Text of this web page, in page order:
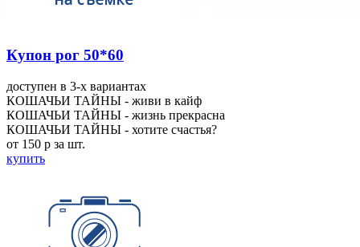
Купон рог 50*60
доступен в 3-x вариантах
КОШАЧЬИ ТАЙНЫ - живи в кайф
КОШАЧЬИ ТАЙНЫ - жизнь прекрасна
КОШАЧЬИ ТАЙНЫ - хотите счастья?
от 150 p за шт.
купить